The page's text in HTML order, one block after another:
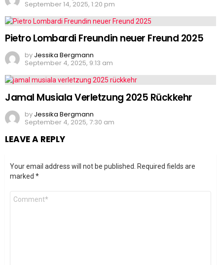
September 14, 2025, 1:20 pm
Pietro Lombardi Freundin neuer Freund 2025
by Jessika Bergmann
September 4, 2025, 9:13 am
Jamal Musiala Verletzung 2025 Rückkehr
by Jessika Bergmann
September 4, 2025, 7:30 am
LEAVE A REPLY
Your email address will not be published.
Required fields are
marked *
Comment